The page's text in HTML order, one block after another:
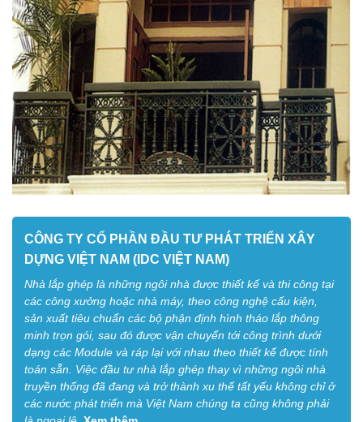
CÔNG TY CỔ PHẦN ĐẦU TƯ PHÁT TRIỂN XÂY
DỰNG VIỆT NAM (IDC VIỆT NAM)
Nhà lắp ghép là những ngôi nhà được thiết kế và thi công tại
các công xưởng hoặc nhà máy, theo công nghệ cấu kiện,
sản xuất tiêu chuẩn các bộ phận định hình tháo lắp thông
minh trọn gói, sau đó được vận chuyển tới công trình dưới
dạng các Module và ráp lại với nhau theo thiết kế được tính
toán sẵn. Việc đầu tư nhà lắp ghép thay vì những ngôi nhà
truyền thống đã đang và trở thành xu thế tất yếu không chỉ ở
các nước phát triển mà Việt Nam chúng ta cũng không phải